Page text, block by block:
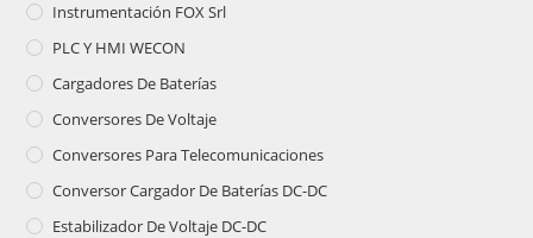
Instrumentación FOX Srl
PLC Y HMI WECON
Cargadores De Baterías
Conversores De Voltaje
Conversores Para Telecomunicaciones
Conversor Cargador De Baterías DC-DC
Estabilizador De Voltaje DC-DC